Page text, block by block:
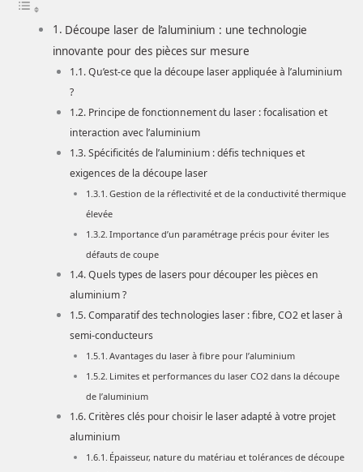
Découpe laser de l’aluminium : une technologie
innovante pour des pièces sur mesure
Qu’est-ce que la découpe laser appliquée à l’aluminium
?
Principe de fonctionnement du laser : focalisation et
interaction avec l’aluminium
Spécificités de l’aluminium : défis techniques et
exigences de la découpe laser
Gestion de la réflectivité et de la conductivité thermique
élevée
Importance d’un paramétrage précis pour éviter les
défauts de coupe
Quels types de lasers pour découper les pièces en
aluminium ?
Comparatif des technologies laser : fibre, CO2 et laser à
semi-conducteurs
Avantages du laser à fibre pour l’aluminium
Limites et performances du laser CO2 dans la découpe
de l’aluminium
Critères clés pour choisir le laser adapté à votre projet
aluminium
Épaisseur, nature du matériau et tolérances de découpe